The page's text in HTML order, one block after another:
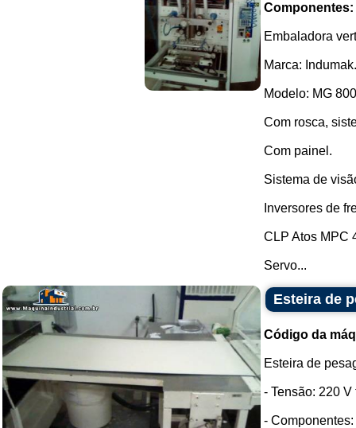
Componentes:
Embaladora
Marca: Indumak.
Modelo: MG
Com rosca,
Com painel.
Sistema de
Inversores de
CLP Atos MPC
Servo...
Esteira de
Código da
Esteira de
- Tensão: 220 V
-